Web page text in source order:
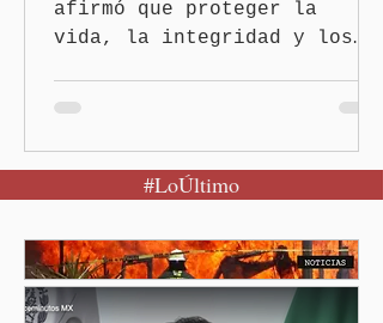
afirmó que proteger la
vida, la integridad y los
Puebla, Pue.-Cuando una
mujer encuentra un lugar
también recupera la
esperanza de vivir sin
miedo. Con esa visión, el
#LoÚltimo